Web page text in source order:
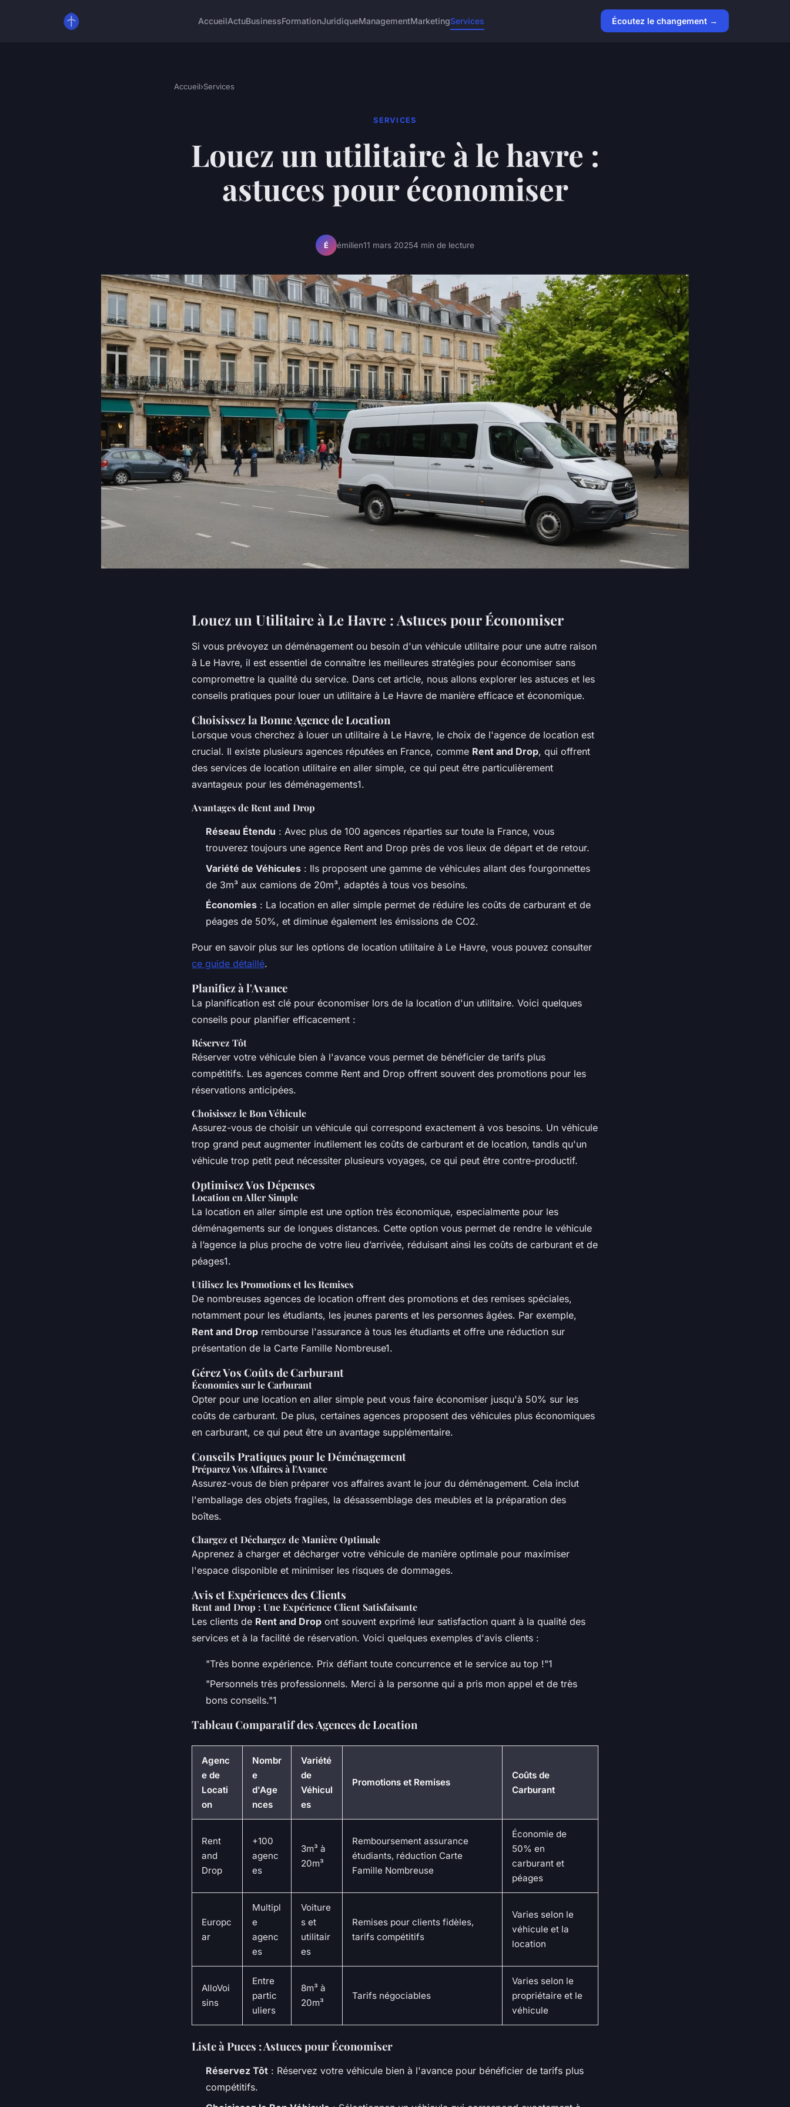
AccueilActuBusinessFormationJuridiqueManagementMarketingServices Écoutez le changement →
Accueil›Services
SERVICES
Louez un utilitaire à le havre :
astuces pour économiser
É émilien11 mars 20254 min de lecture
Louez un Utilitaire à Le Havre : Astuces pour Économiser
Si vous prévoyez un déménagement ou besoin d'un véhicule utilitaire pour une autre raison
à Le Havre, il est essentiel de connaître les meilleures stratégies pour économiser sans
compromettre la qualité du service. Dans cet article, nous allons explorer les astuces et les
conseils pratiques pour louer un utilitaire à Le Havre de manière efficace et économique.
Choisissez la Bonne Agence de Location
Lorsque vous cherchez à louer un utilitaire à Le Havre, le choix de l'agence de location est
crucial. Il existe plusieurs agences réputées en France, comme Rent and Drop, qui offrent
des services de location utilitaire en aller simple, ce qui peut être particulièrement
avantageux pour les déménagements1.
Avantages de Rent and Drop
Réseau Étendu : Avec plus de 100 agences réparties sur toute la France, vous
trouverez toujours une agence Rent and Drop près de vos lieux de départ et de retour.
Variété de Véhicules : Ils proposent une gamme de véhicules allant des fourgonnettes
de 3m³ aux camions de 20m³, adaptés à tous vos besoins.
Économies : La location en aller simple permet de réduire les coûts de carburant et de
péages de 50%, et diminue également les émissions de CO2.
Pour en savoir plus sur les options de location utilitaire à Le Havre, vous pouvez consulter
ce guide détaillé.
Planifiez à l'Avance
La planification est clé pour économiser lors de la location d'un utilitaire. Voici quelques
conseils pour planifier efficacement :
Réservez Tôt
Réserver votre véhicule bien à l'avance vous permet de bénéficier de tarifs plus
compétitifs. Les agences comme Rent and Drop offrent souvent des promotions pour les
réservations anticipées.
Choisissez le Bon Véhicule
Assurez-vous de choisir un véhicule qui correspond exactement à vos besoins. Un véhicule
trop grand peut augmenter inutilement les coûts de carburant et de location, tandis qu'un
véhicule trop petit peut nécessiter plusieurs voyages, ce qui peut être contre-productif.
Optimisez Vos Dépenses
Location en Aller Simple
La location en aller simple est une option très économique, especialmente pour les
déménagements sur de longues distances. Cette option vous permet de rendre le véhicule
à l’agence la plus proche de votre lieu d’arrivée, réduisant ainsi les coûts de carburant et de
péages1.
Utilisez les Promotions et les Remises
De nombreuses agences de location offrent des promotions et des remises spéciales,
notamment pour les étudiants, les jeunes parents et les personnes âgées. Par exemple,
Rent and Drop rembourse l'assurance à tous les étudiants et offre une réduction sur
présentation de la Carte Famille Nombreuse1.
Gérez Vos Coûts de Carburant
Économies sur le Carburant
Opter pour une location en aller simple peut vous faire économiser jusqu'à 50% sur les
coûts de carburant. De plus, certaines agences proposent des véhicules plus économiques
en carburant, ce qui peut être un avantage supplémentaire.
Conseils Pratiques pour le Déménagement
Préparez Vos Affaires à l'Avance
Assurez-vous de bien préparer vos affaires avant le jour du déménagement. Cela inclut
l'emballage des objets fragiles, la désassemblage des meubles et la préparation des
boîtes.
Chargez et Déchargez de Manière Optimale
Apprenez à charger et décharger votre véhicule de manière optimale pour maximiser
l'espace disponible et minimiser les risques de dommages.
Avis et Expériences des Clients
Rent and Drop : Une Expérience Client Satisfaisante
Les clients de Rent and Drop ont souvent exprimé leur satisfaction quant à la qualité des
services et à la facilité de réservation. Voici quelques exemples d'avis clients :
"Très bonne expérience. Prix défiant toute concurrence et le service au top !"1
"Personnels très professionnels. Merci à la personne qui a pris mon appel et de très
bons conseils."1
Tableau Comparatif des Agences de Location
Agenc
e de
Locati
on
Nombr
e
d'Age
nces
Variété
de
Véhicul
es
Promotions et Remises
Coûts de
Carburant
Rent
and
Drop
+100
agenc
es
3m³ à
20m³
Remboursement assurance
étudiants, réduction Carte
Famille Nombreuse
Économie de
50% en
carburant et
péages
Europc
ar
Multipl
e
agenc
es
Voiture
s et
utilitair
es
Remises pour clients fidèles,
tarifs compétitifs
Varies selon le
véhicule et la
location
AlloVoi
sins
Entre
partic
uliers
8m³ à
20m³
Tarifs négociables
Varies selon le
propriétaire et le
véhicule
Liste à Puces : Astuces pour Économiser
Réservez Tôt : Réservez votre véhicule bien à l'avance pour bénéficier de tarifs plus
compétitifs.